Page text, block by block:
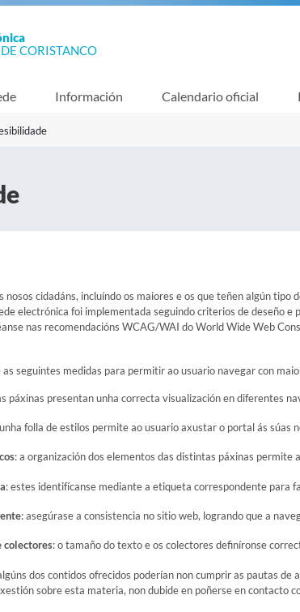
CORISTANCO
Información Calendario oficial
nosos cidadáns, incluíndo os maiores e os que teñen algún
electrónica foi implementada seguindo criterios de deseño
nas recomendacións WCAG/WAI do World Wide Web
seguintes medidas para permitir ao usuario navegar con
páxinas presentan unha correcta visualización en diferentes
folla de estilos permite ao usuario axustar o portal ás súas
: a organización dos elementos das distintas páxinas
: estes identifícanse mediante a etiqueta correspondente para
: asegúrase a consistencia no sitio web, logrando que a
colectores: o tamaño do texto e os colectores definíronse
dos contidos ofrecidos poderían non cumprir as pautas
sobre esta materia, non dubide en poñerse en contacto